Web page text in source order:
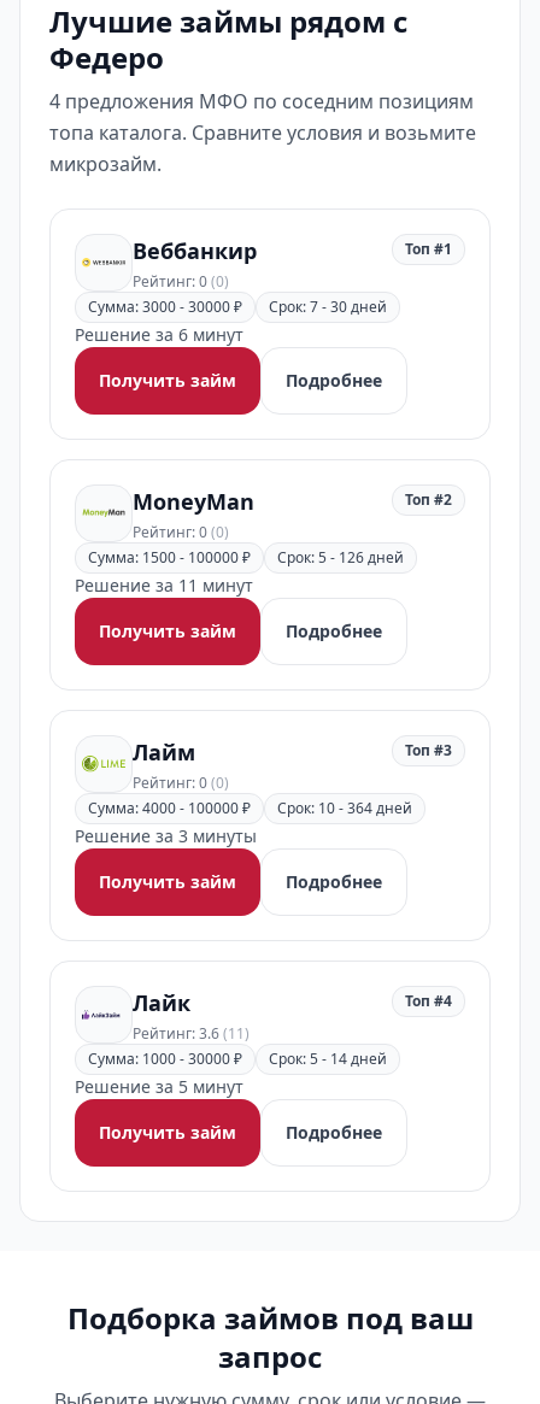
Лучшие займы рядом с
Федеро
4 предложения МФО по соседним позициям
топа каталога. Сравните условия и возьмите
микрозайм.
Веббанкир
Рейтинг: 0(0)
Топ #1
Сумма: 3000 - 30000 ₽ Срок: 7 - 30 дней
Решение за 6 минут
Получить займ
Подробнее
MoneyMan
Рейтинг: 0(0)
Топ #2
Сумма: 1500 - 100000 ₽ Срок: 5 - 126 дней
Решение за 11 минут
Получить займ
Подробнее
Лайм
Рейтинг: 0(0)
Топ #3
Сумма: 4000 - 100000 ₽ Срок: 10 - 364 дней
Решение за 3 минуты
Получить займ
Подробнее
Лайк
Рейтинг: 3.6(11)
Топ #4
Сумма: 1000 - 30000 ₽ Срок: 5 - 14 дней
Решение за 5 минут
Получить займ
Подробнее
Подборка займов под ваш
запрос